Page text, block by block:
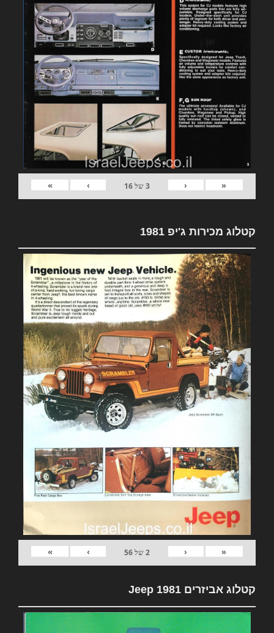
«
‹
3של16
›
»
קטלוג מכירות ג'יפ 1981
«
‹
2של56
›
»
קטלוג אביזרים 1981 Jeep